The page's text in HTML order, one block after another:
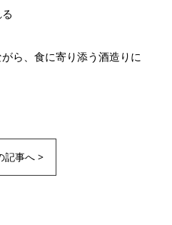
ら、食に寄り添う酒造りに
記事へ >